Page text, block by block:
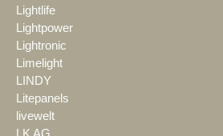
Lightlife
Lightpower
Lightronic
Limelight
LINDY
Litepanels
livewelt
LK AG